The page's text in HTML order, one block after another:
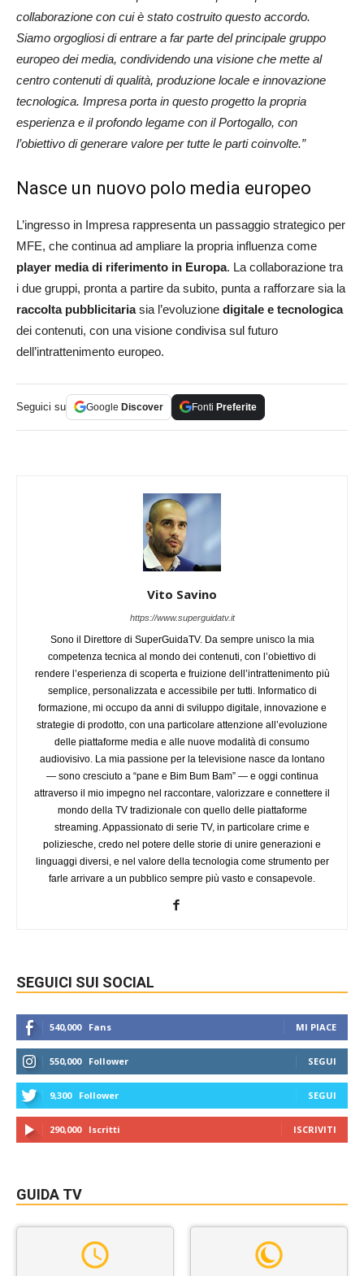
collaborazione con cui è stato costruito questo accordo.
Siamo orgogliosi di entrare a far parte del principale gruppo
europeo dei media, condividendo una visione che mette al
centro contenuti di qualità, produzione locale e innovazione
tecnologica. Impresa porta in questo progetto la propria
esperienza e il profondo legame con il Portogallo, con
l’obiettivo di generare valore per tutte le parti coinvolte.”
Nasce un nuovo polo media europeo
L’ingresso in Impresa rappresenta un passaggio strategico per
MFE, che continua ad ampliare la propria influenza come
player media di riferimento in Europa. La collaborazione tra
i due gruppi, pronta a partire da subito, punta a rafforzare sia la
raccolta pubblicitariasia l’evoluzione digitale e tecnologica
dei contenuti, con una visione condivisa sul futuro
dell’intrattenimento europeo.
Seguici su Google Discover Fonti Preferite
Vito Savino
https://www.superguidatv.it
Sono il Direttore di SuperGuidaTV. Da sempre unisco la mia
competenza tecnica al mondo dei contenuti, con l’obiettivo di
rendere l’esperienza di scoperta e fruizione dell’intrattenimento più
semplice, personalizzata e accessibile per tutti. Informatico di
formazione, mi occupo da anni di sviluppo digitale, innovazione e
strategie di prodotto, con una particolare attenzione all’evoluzione
delle piattaforme media e alle nuove modalità di consumo
audiovisivo. La mia passione per la televisione nasce da lontano
— sono cresciuto a “pane e Bim Bum Bam” — e oggi continua
attraverso il mio impegno nel raccontare, valorizzare e connettere il
mondo della TV tradizionale con quello delle piattaforme
streaming. Appassionato di serie TV, in particolare crime e
poliziesche, credo nel potere delle storie di unire generazioni e
linguaggi diversi, e nel valore della tecnologia come strumento per
farle arrivare a un pubblico sempre più vasto e consapevole.
SEGUICI SUI SOCIAL
540,000 Fans MI PIACE
550,000 Follower SEGUI
9,300 Follower SEGUI
290,000 Iscritti ISCRIVITI
GUIDA TV